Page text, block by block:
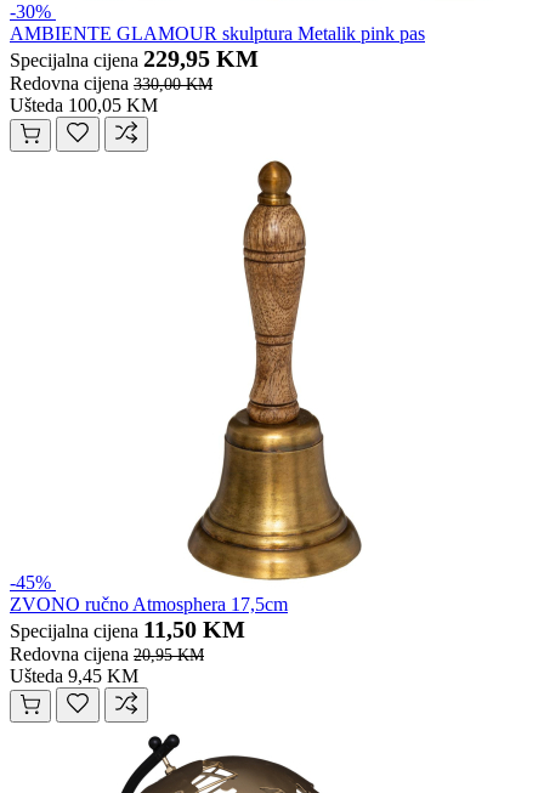
-30%
AMBIENTE GLAMOUR skulptura Metalik pink pas
Specijalna cijena 229,95 KM
Redovna cijena 330,00 KM
Ušteda 100,05 KM
-45%
ZVONO ručno Atmosphera 17,5cm
Specijalna cijena 11,50 KM
Redovna cijena 20,95 KM
Ušteda 9,45 KM